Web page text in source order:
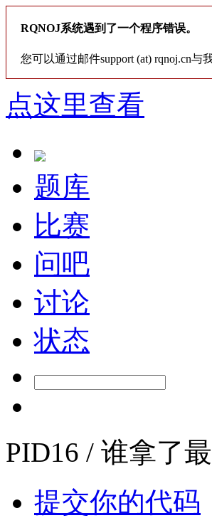
RQNOJ系统遇到了一个程序错误。
您可以通过邮件support (at) rqnoj.cn
点这里查看
题库
比赛
问吧
讨论
状态
PID16 / 谁拿了
提交你的代码